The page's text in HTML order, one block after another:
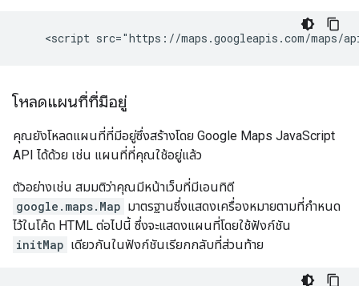
โหลดแผนที่ที่มีอยู่
คุณยังโหลดแผนที่ที่มีอยู่ซึ่งสร้างโดย Google Maps JavaScript
API ได้ด้วย เช่น แผนที่ที่คุณใช้อยู่แล้ว
ตัวอย่างเช่น สมมติว่าคุณมีหน้าเว็บที่มีเอนทิตี
google.maps.Map มาตรฐานซึ่งแสดงเครื่องหมายตามที่กำหนด
ไว้ในโค้ด HTML ต่อไปนี้ ซึ่งจะแสดงแผนที่โดยใช้ฟังก์ชัน
initMap เดียวกันในฟังก์ชันเรียกกลับที่ส่วนท้าย